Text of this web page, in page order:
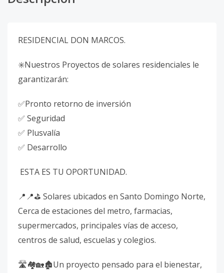
RESIDENCIAL DON MARCOS.
✳️Nuestros Proyectos de solares residenciales le
garantizarán:
✅Pronto retorno de inversión
✅ Seguridad
✅ Plusvalía
✅ Desarrollo
ESTA ES TU OPORTUNIDAD.
📍📍⛳ Solares ubicados en Santo Domingo Norte,
Cerca de estaciones del metro, farmacias,
supermercados, principales vías de acceso,
centros de salud, escuelas y colegios.
🛣️🏘️🏡🏚️Un proyecto pensado para el bienestar,